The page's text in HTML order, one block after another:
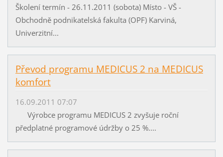
Školení termín - 26.11.2011 (sobota) Místo - VŠ -
Obchodně podnikatelská fakulta (OPF) Karviná,
Univerzitní...
Převod programu MEDICUS 2 na MEDICUS
komfort
16.09.2011 07:07
Výrobce programu MEDICUS 2 zvyšuje roční
předplatné programové údržby o 25 %....